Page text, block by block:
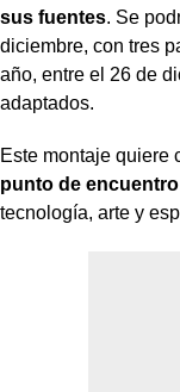
sus fuentes. Se
diciembre, con tres
año, entre el 26 de
adaptados.
Este montaje quiere
punto de
tecnología, arte y